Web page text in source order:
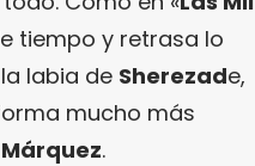
tiempo y retrasa lo
labia de Sherezade,
mucho más
.